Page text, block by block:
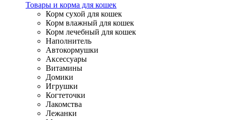
Товары и корма для кошек
Корм сухой для кошек
Корм влажный для кошек
Корм лечебный для кошек
Наполнитель
Автокормушки
Аксессуары
Витамины
Домики
Игрушки
Когтеточки
Лакомства
Лежанки